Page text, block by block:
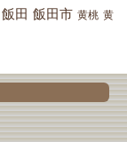
飯田 飯田市 黄桃 黄